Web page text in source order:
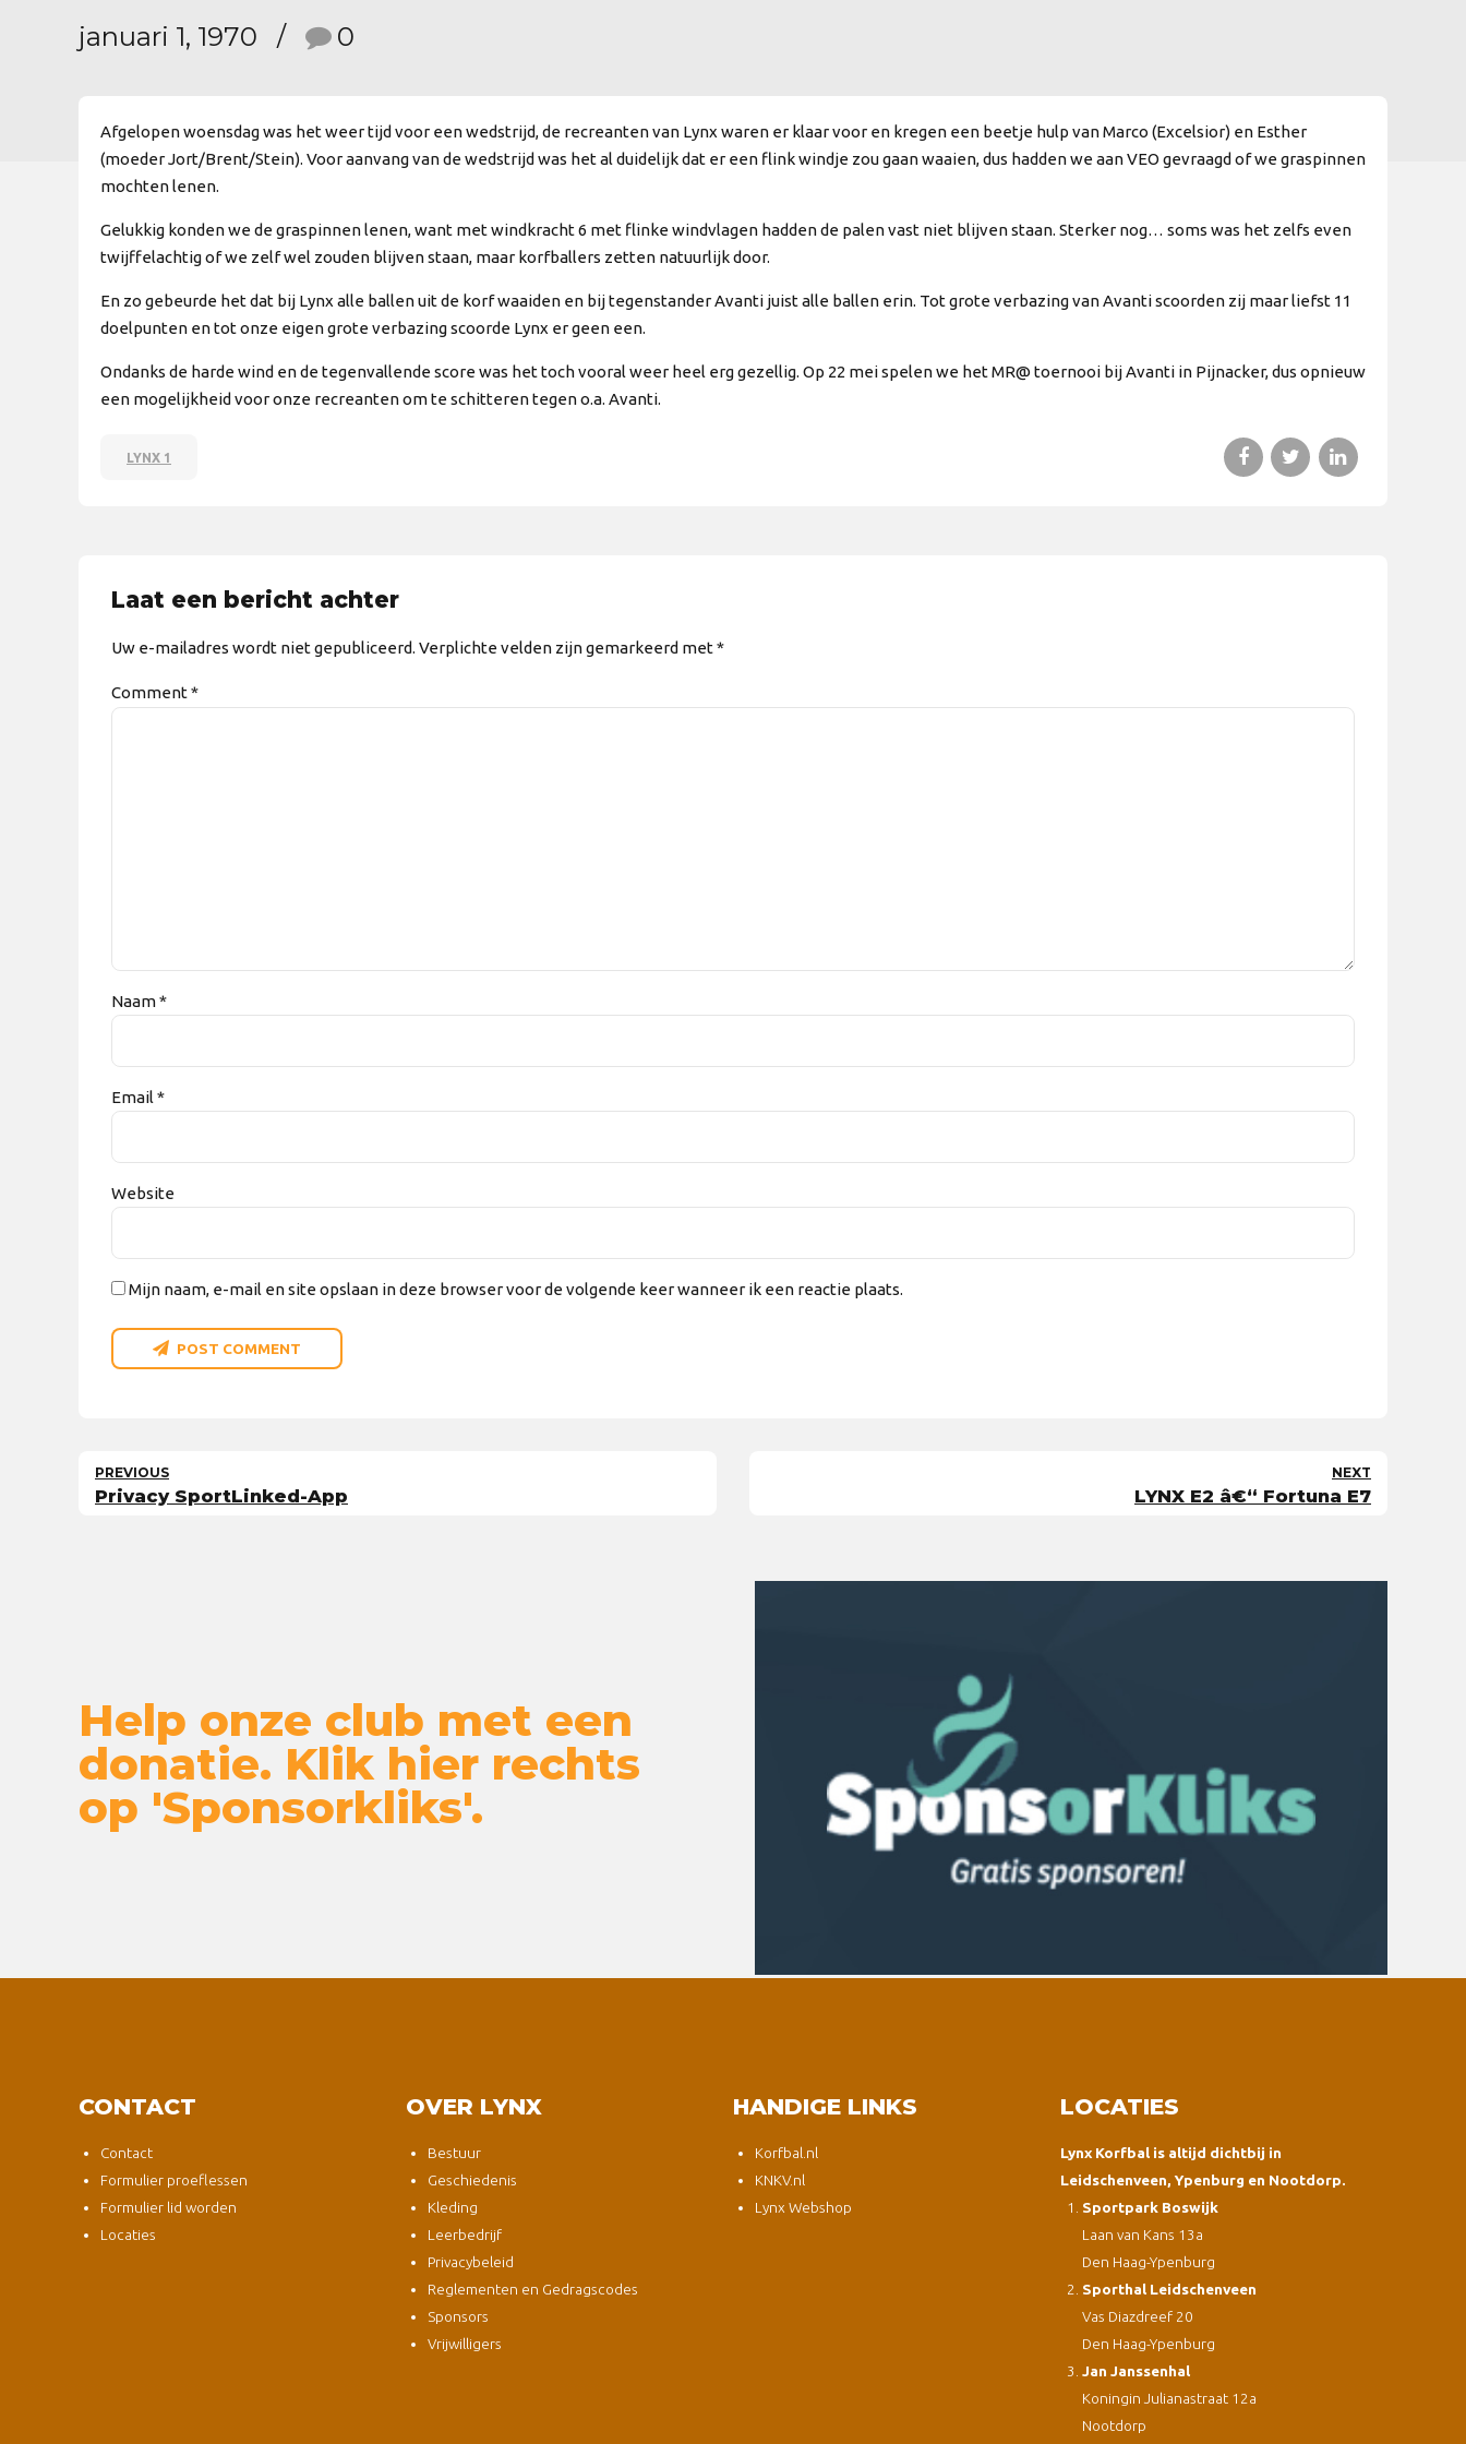
januari 1, 1970 0
Afgelopen woensdag was het weer tijd voor een wedstrijd, de recreanten van Lynx waren er klaar voor en kregen een beetje hulp van Marco (Excelsior) en Esther
(moeder Jort/Brent/Stein). Voor aanvang van de wedstrijd was het al duidelijk dat er een flink windje zou gaan waaien, dus hadden we aan VEO gevraagd of we graspinnen
mochten lenen.
Gelukkig konden we de graspinnen lenen, want met windkracht 6 met flinke windvlagen hadden de palen vast niet blijven staan. Sterker nog… soms was het zelfs even
twijffelachtig of we zelf wel zouden blijven staan, maar korfballers zetten natuurlijk door.
En zo gebeurde het dat bij Lynx alle ballen uit de korf waaiden en bij tegenstander Avanti juist alle ballen erin. Tot grote verbazing van Avanti scoorden zij maar liefst 11
doelpunten en tot onze eigen grote verbazing scoorde Lynx er geen een.
Ondanks de harde wind en de tegenvallende score was het toch vooral weer heel erg gezellig. Op 22 mei spelen we het MR@ toernooi bij Avanti in Pijnacker, dus opnieuw
een mogelijkheid voor onze recreanten om te schitteren tegen o.a. Avanti.
LYNX 1
Laat een bericht achter
Uw e-mailadres wordt niet gepubliceerd. Verplichte velden zijn gemarkeerd met *
Comment*
Naam *
Email *
Website
Mijn naam, e-mail en site opslaan in deze browser voor de volgende keer wanneer ik een reactie plaats.
POST COMMENT
PREVIOUS
Privacy SportLinked-App
NEXT
LYNX E2 â€“ Fortuna E7
Help onze club met een
donatie. Klik hier rechts
op 'Sponsorkliks'.
CONTACT
Contact
Formulier proeflessen
Formulier lid worden
Locaties
OVER LYNX
Bestuur
Geschiedenis
Kleding
Leerbedrijf
Privacybeleid
Reglementen en Gedragscodes
Sponsors
Vrijwilligers
HANDIGE LINKS
Korfbal.nl
KNKV.nl
Lynx Webshop
LOCATIES
Lynx Korfbal is altijd dichtbij in
Leidschenveen, Ypenburg en Nootdorp.
Sportpark Boswijk
Laan van Kans 13a
Den Haag-Ypenburg
Sporthal Leidschenveen
Vas Diazdreef 20
Den Haag-Ypenburg
Jan Janssenhal
Koningin Julianastraat 12a
Nootdorp